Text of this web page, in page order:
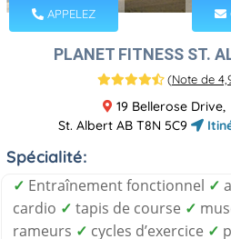
APPELEZ
PLANET FITNESS ST.
(Note de
19 Bellerose Drive,
St. Albert AB T8N 5C9
Spécialité:
✓ Entraînement fonctionnel ✓
cardio ✓ tapis de course ✓
rameurs ✓ cycles d’exercice ✓